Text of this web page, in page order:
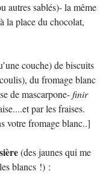
autres sablés)- la même
la place du chocolat,
couche) de biscuits
du fromage blanc
de mascarpone-finir
par les fraises.
votre fromage blanc..]
(des jaunes qui me
blancs !) :